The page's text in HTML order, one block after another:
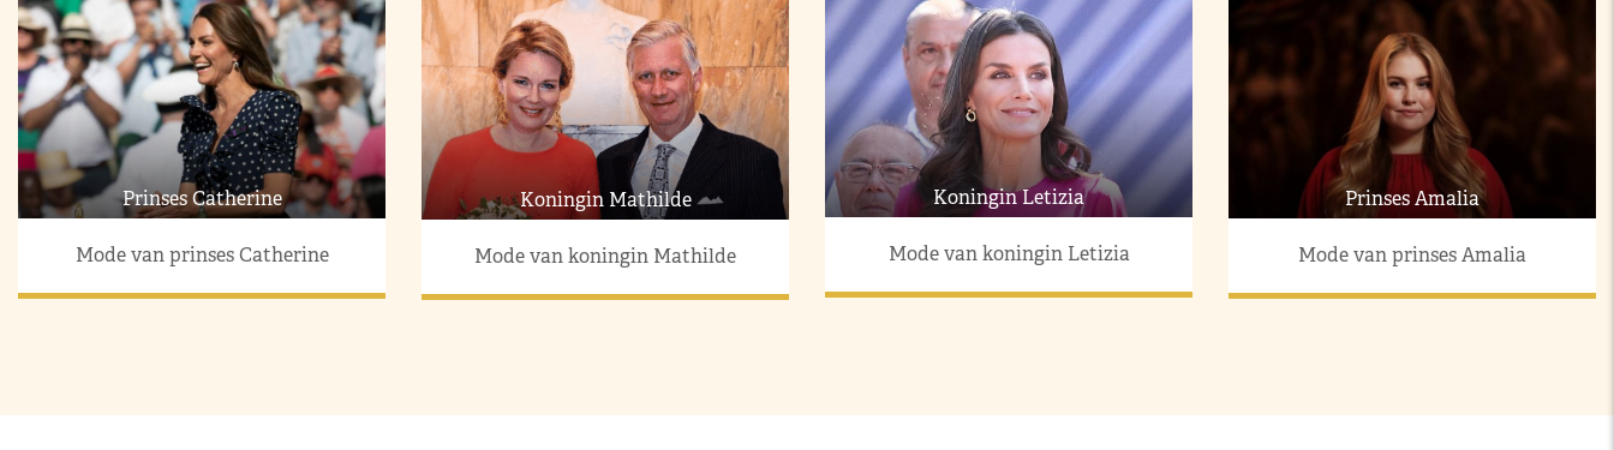
Prinses Catherine
Mode van prinses Catherine
Koningin Mathilde
Mode van koningin Mathilde
Koningin Letizia
Mode van koningin Letizia
Prinses Amalia
Mode van prinses Amalia